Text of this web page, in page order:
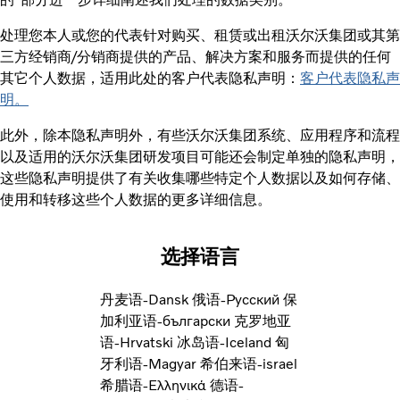
处理您本人或您的代表针对购买、租赁或出租沃尔沃集团或其第
三方经销商/分销商提供的产品、解决方案和服务而提供的任何
其它个人数据，适用此处的客户代表隐私声明： 客户代表隐私声
明。
此外，除本隐私声明外，有些沃尔沃集团系统、应用程序和流程
以及适用的沃尔沃集团研发项目可能还会制定单独的隐私声明，
这些隐私声明提供了有关收集哪些特定个人数据以及如何存储、
使用和转移这些个人数据的更多详细信息。
选择语言
丹麦语-Dansk 俄语-Pусский 保
加利亚语-български 克罗地亚
语-Hrvatski 冰岛语-Iceland 匈
牙利语-Magyar 希伯来语-israel
希腊语-Ελληνικά 德语-